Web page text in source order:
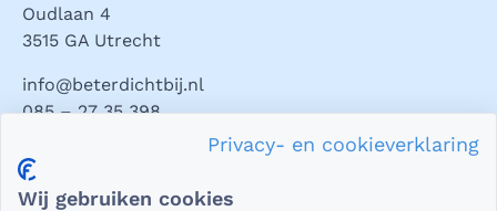
Oudlaan 4
3515 GA Utrecht
info@beterdichtbij.nl
085 – 27 35 398
Privacy en veiligheid
Privacy- en cookieverklaring
Wij gebruiken cookies